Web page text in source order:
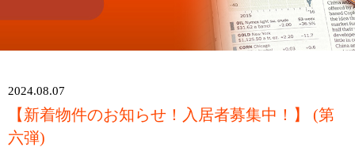
キ
ッ
2024.08.07
【新着物件のお知らせ！入居者募集中！】 (第
六弾)